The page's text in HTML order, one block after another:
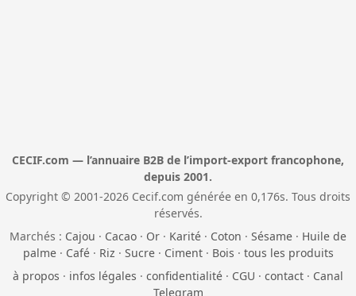
CECIF.com — l’annuaire B2B de l’import-export francophone,
depuis 2001.
Copyright © 2001-2026 Cecif.com générée en 0,176s. Tous droits
réservés.
Marchés : Cajou · Cacao · Or · Karité · Coton · Sésame · Huile de
palme· Café· Riz · Sucre· Ciment· Bois · tous les produits
à propos · infos légales · confidentialité · CGU · contact · Canal
Telegram